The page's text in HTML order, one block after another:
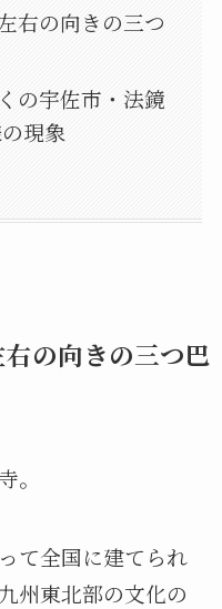
右の向きの三つ
の宇佐市・法鏡
現象
の向きの三つ巴
。
て全国に建てられ
州東北部の文化の